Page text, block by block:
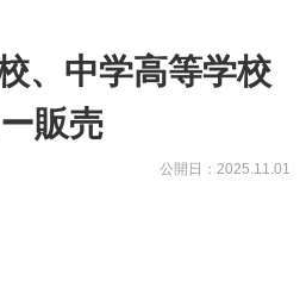
、中学高等学校
販売
公開日：2025.11.01